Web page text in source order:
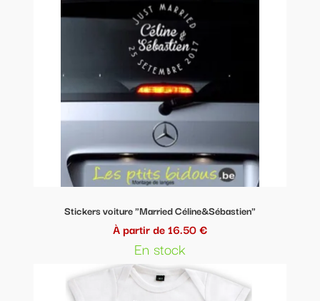
Stickers voiture "Married Céline&Sébastien"
À partir de 16.50 €
En stock